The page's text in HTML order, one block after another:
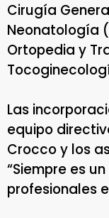
Cirugía
Neonatología
Ortopedia y
Las
equipo
Crocco y los
“Siempre es
profesionales